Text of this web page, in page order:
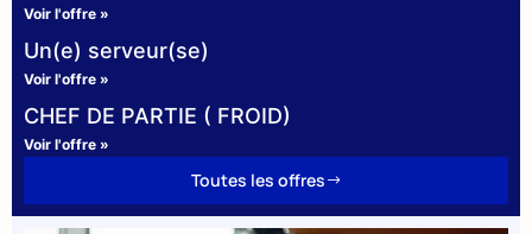
Voir l'offre »
Un(e) serveur(se)
Voir l'offre »
CHEF DE PARTIE ( FROID)
Voir l'offre »
Toutes les offres